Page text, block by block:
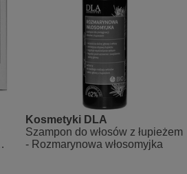
Kosmetyki DLA
Szampon do włosów z łupieżem
- Rozmarynowa włosomyjka